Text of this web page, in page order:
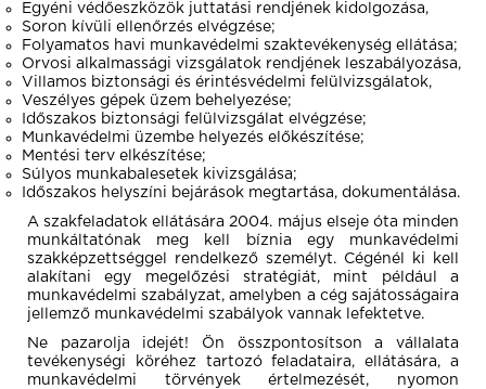
Egyéni védőeszközök juttatási rendjének kidolgozása,
Soron kívüli ellenőrzés elvégzése;
Folyamatos havi munkavédelmi szaktevékenység ellátása;
Orvosi alkalmassági vizsgálatok rendjének leszabályozása,
Villamos biztonsági és érintésvédelmi felülvizsgálatok,
Veszélyes gépek üzem behelyezése;
Időszakos biztonsági felülvizsgálat elvégzése;
Munkavédelmi üzembe helyezés előkészítése;
Mentési terv elkészítése;
Súlyos munkabalesetek kivizsgálása;
Időszakos helyszíni bejárások megtartása, dokumentálása.
A szakfeladatok ellátására 2004. május elseje óta minden
munkáltatónak meg kell bíznia egy munkavédelmi
szakképzettséggel rendelkező személyt. Cégénél ki kell
alakítani egy megelőzési stratégiát, mint például a
munkavédelmi szabályzat, amelyben a cég sajátosságaira
jellemző munkavédelmi szabályok vannak lefektetve.
Ne pazarolja idejét! Ön összpontosítson a vállalata
tevékenységi köréhez tartozó feladataira, ellátására, a
munkavédelmi törvények értelmezését, nyomon